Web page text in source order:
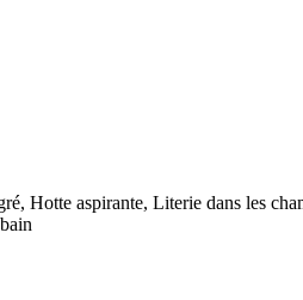
Hotte aspirante, Literie dans les